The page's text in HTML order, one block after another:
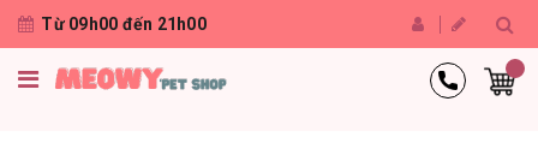
Từ 09h00 đến 21h00